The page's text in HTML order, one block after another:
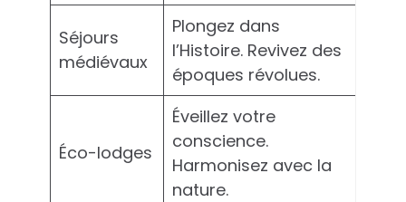
Séjours
médiévaux
Plongez dans
l’Histoire. Revivez des
époques révolues.
Éco-lodges
Éveillez votre
conscience.
Harmonisez avec la
nature.